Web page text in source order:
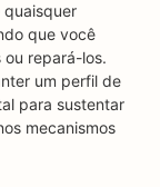
quaisquer
que você
repará-los.
um perfil de
para sustentar
mecanismos